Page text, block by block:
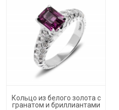
Кольцо из белого золота с
гранатом и бриллиантами